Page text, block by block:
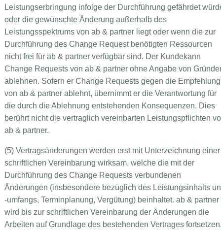
Leistungserbringung infolge der Durchführung gefährdet
oder die gewünschte Änderung außerhalb des
Leistungsspektrums von ab & partner liegt oder wenn die zur
Durchführung des Change Request benötigten Ressourcen
nicht frei für ab & partner verfügbar sind. Der Kundekann
Change Requests von ab & partner ohne Angabe von
ablehnen. Sofern er Change Requests gegen die Empfehlung
von ab & partner ablehnt, übernimmt er die Verantwortung für
die durch die Ablehnung entstehenden Konsequenzen. Dies
berührt nicht die vertraglich vereinbarten Leistungspflichten
ab & partner.
(5) Vertragsänderungen werden erst mit Unterzeichnung einer
schriftlichen Vereinbarung wirksam, welche die mit der
Durchführung des Change Requests verbundenen
Änderungen (insbesondere bezüglich des Leistungsinhalts
-umfangs, Terminplanung, Vergütung) beinhaltet. ab & partner
wird bis zur schriftlichen Vereinbarung der Änderungen die
Arbeiten auf Grundlage des bestehenden Vertrages